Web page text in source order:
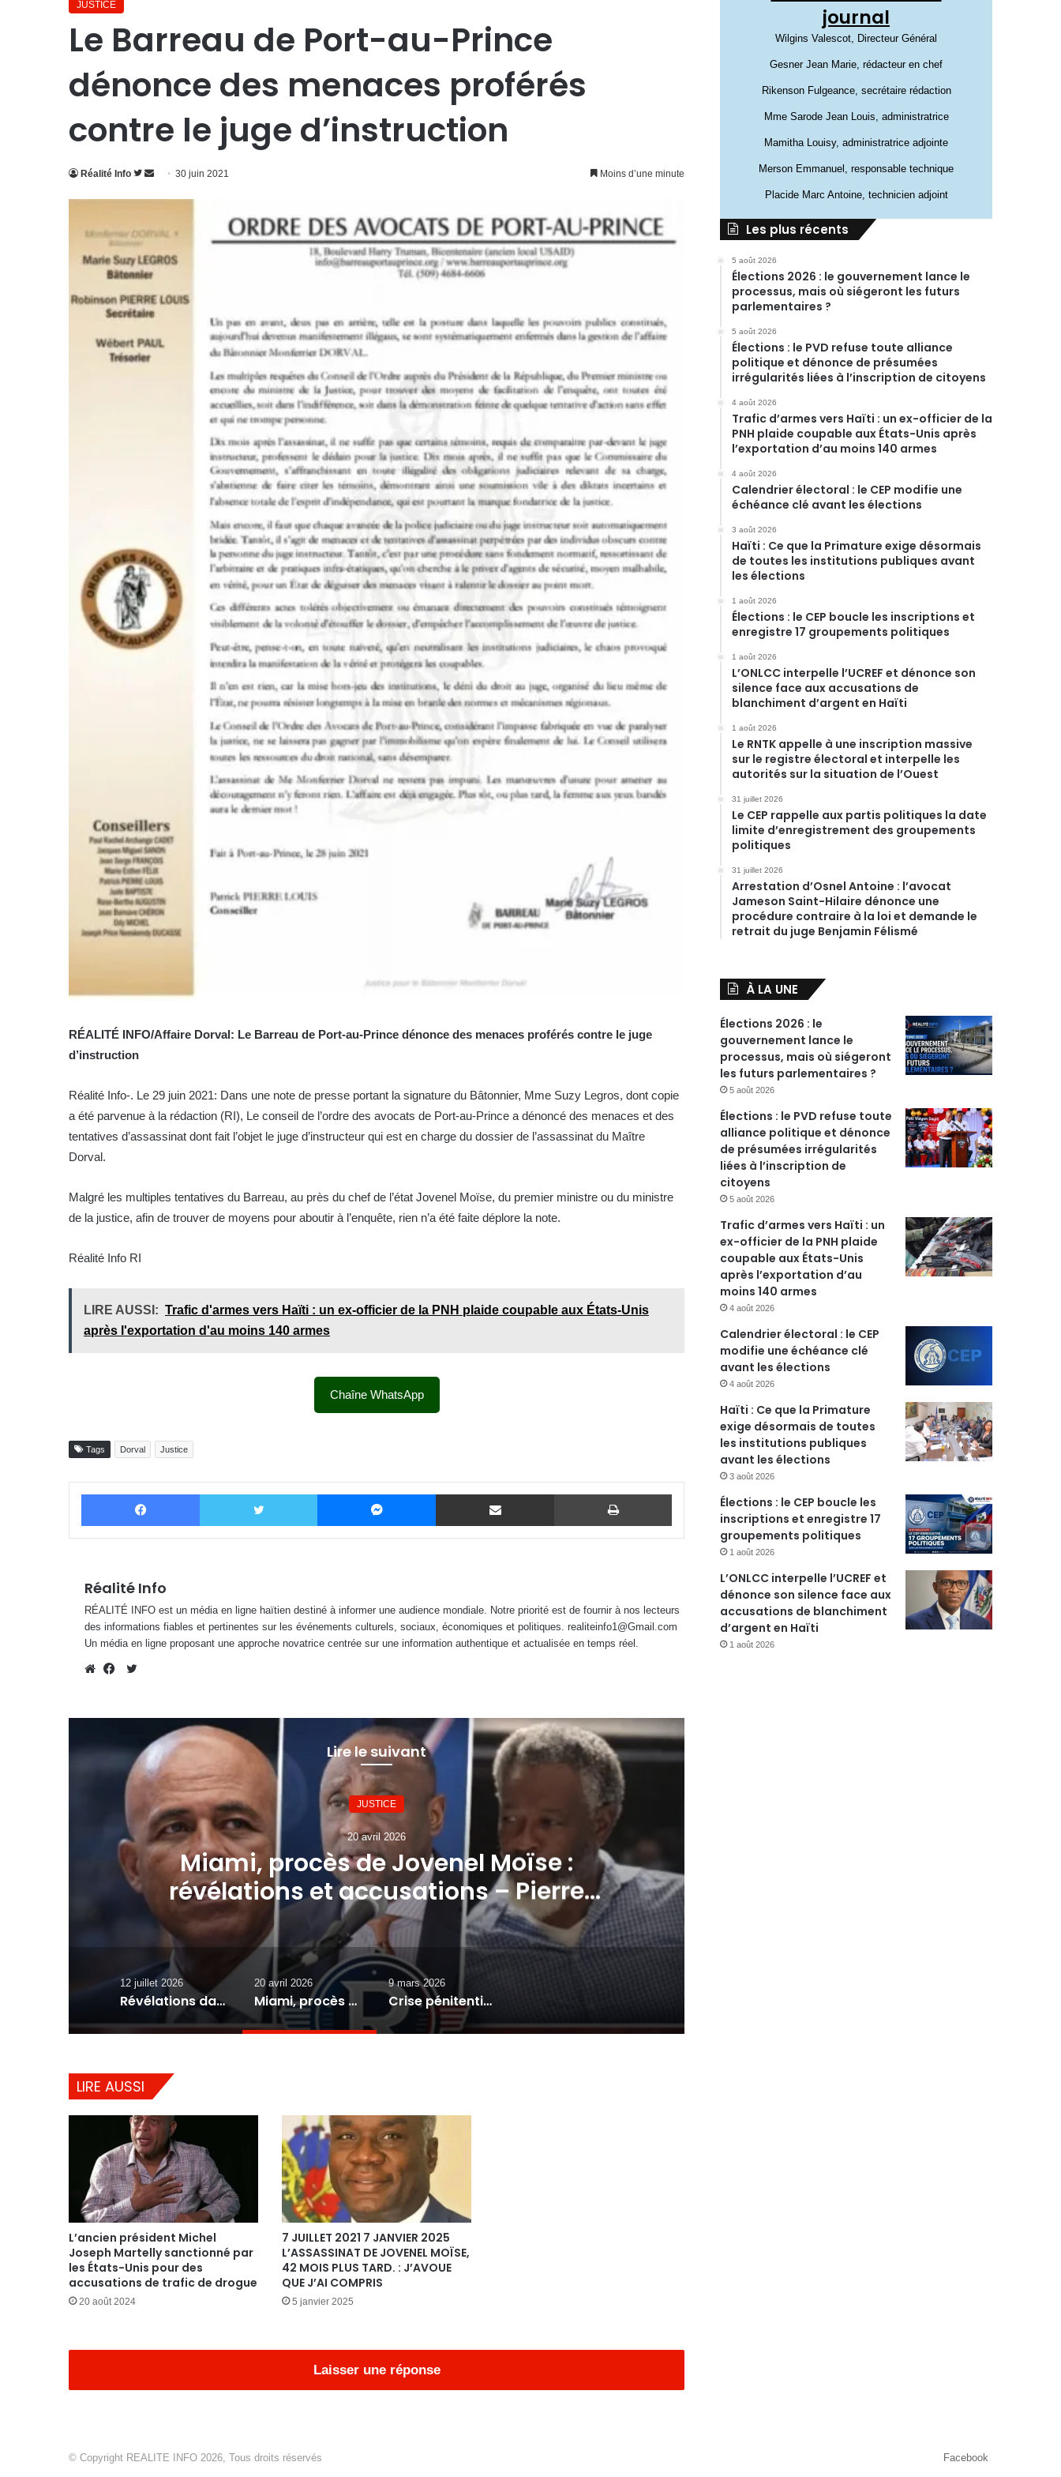
JUSTICE
Le Barreau de Port-au-Prince
dénonce des menaces proférés
contre le juge d’instruction
Réalité Info
Suivre
Envoyer30 juin 2021 Moins d’une minute
RÉALITÉ INFO/Affaire Dorval: Le Barreau de Port-au-Prince dénonce des menaces proférés contre le juge
d’instruction
Réalité Info-. Le 29 juin 2021: Dans une note de presse portant la signature du Bâtonnier, Mme Suzy Legros, dont copie
a été parvenue à la rédaction (RI), Le conseil de l’ordre des avocats de Port-au-Prince a dénoncé des menaces et des
tentatives d’assassinat dont fait l’objet le juge d’instructeur qui est en charge du dossier de l’assassinat du Maître
Dorval.
Malgré les multiples tentatives du Barreau, au près du chef de l’état Jovenel Moïse, du premier ministre ou du ministre
de la justice, afin de trouver de moyens pour aboutir à l’enquête, rien n’a été faite déplore la note.
Réalité Info RI
LIRE AUSSI: Trafic d'armes vers Haïti : un ex-officier de la PNH plaide coupable aux États-Unis
après l'exportation d'au moins 140 armes
Chaîne WhatsApp
Tags Dorval Justice
Facebook Twitter Messenger Partager par email Imprimer
Réalité Info
RÉALITÉ INFO est un média en ligne haïtien destiné à informer une audience mondiale. Notre priorité est de fournir à nos lecteurs
des informations fiables et pertinentes sur les événements culturels, sociaux, économiques et politiques. realiteinfo1@Gmail.com
Un média en ligne proposant une approche novatrice centrée sur une information authentique et actualisée en temps réel.
Lire le suivant
JUSTICE
20 avril 2026
Miami, procès de Jovenel Moïse :
révélations et accusations – Pierre
Espérance livre une version sans filtre du
dossier
12 juillet 2026
Révélations dans le dossier Arnel Bélizaire : la lettre d’un juge met la DCPJ sous pression
20 avril 2026
Miami, procès de Jovenel Moïse : révélations et accusations – Pierre Espérance livre une version sans filtre du dossier
9 mars 2026
Crise pénitentiaire en Haïti : le RNDDH alerte sur des traitements inhumains au CERMICOL et appelle l’État à agir
LIRE AUSSI
L’ancien président Michel
Joseph Martelly sanctionné par
les États-Unis pour des
accusations de trafic de drogue
20 août 2024
7 JUILLET 2021 7 JANVIER 2025
L’ASSASSINAT DE JOVENEL MOÏSE,
42 MOIS PLUS TARD. : J’AVOUE
QUE J’AI COMPRIS
5 janvier 2025
Laisser une réponse
journal
Wilgins Valescot, Directeur Général
Gesner Jean Marie, rédacteur en chef
Rikenson Fulgeance, secrétaire rédaction
Mme Sarode Jean Louis, administratrice
Mamitha Louisy, administratrice adjointe
Merson Emmanuel, responsable technique
Placide Marc Antoine, technicien adjoint
Les plus récents
5 août 2026
Élections 2026 : le gouvernement lance le
processus, mais où siégeront les futurs
parlementaires ?
5 août 2026
Élections : le PVD refuse toute alliance
politique et dénonce de présumées
irrégularités liées à l’inscription de citoyens
4 août 2026
Trafic d’armes vers Haïti : un ex-officier de la
PNH plaide coupable aux États-Unis après
l’exportation d’au moins 140 armes
4 août 2026
Calendrier électoral : le CEP modifie une
échéance clé avant les élections
3 août 2026
Haïti : Ce que la Primature exige désormais
de toutes les institutions publiques avant
les élections
1 août 2026
Élections : le CEP boucle les inscriptions et
enregistre 17 groupements politiques
1 août 2026
L’ONLCC interpelle l’UCREF et dénonce son
silence face aux accusations de
blanchiment d’argent en Haïti
1 août 2026
Le RNTK appelle à une inscription massive
sur le registre électoral et interpelle les
autorités sur la situation de l’Ouest
31 juillet 2026
Le CEP rappelle aux partis politiques la date
limite d’enregistrement des groupements
politiques
31 juillet 2026
Arrestation d’Osnel Antoine : l’avocat
Jameson Saint-Hilaire dénonce une
procédure contraire à la loi et demande le
retrait du juge Benjamin Félismé
À LA UNE
Élections 2026 : le
gouvernement lance le
processus, mais où siégeront
les futurs parlementaires ?
5 août 2026
Élections : le PVD refuse toute
alliance politique et dénonce
de présumées irrégularités
liées à l’inscription de
citoyens
5 août 2026
Trafic d’armes vers Haïti : un
ex-officier de la PNH plaide
coupable aux États-Unis
après l’exportation d’au
moins 140 armes
4 août 2026
Calendrier électoral : le CEP
modifie une échéance clé
avant les élections
4 août 2026
Haïti : Ce que la Primature
exige désormais de toutes
les institutions publiques
avant les élections
3 août 2026
Élections : le CEP boucle les
inscriptions et enregistre 17
groupements politiques
1 août 2026
L’ONLCC interpelle l’UCREF et
dénonce son silence face aux
accusations de blanchiment
d’argent en Haïti
1 août 2026
© Copyright REALITE INFO 2026, Tous droits réservés Facebook